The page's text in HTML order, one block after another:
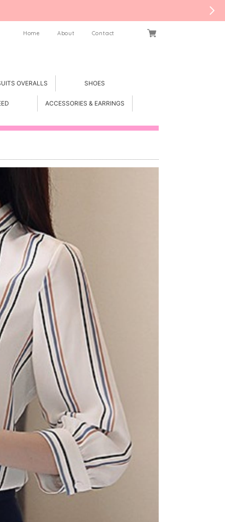
Home About Contact
OVERALLS SHOES
ACCESSORIES & EARRINGS